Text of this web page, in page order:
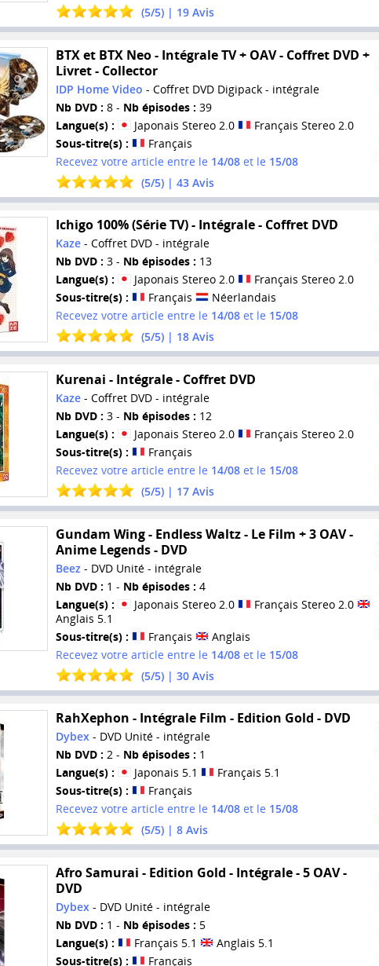
(5/5) | 19Avis
BTX et BTX Neo - Intégrale TV + OAV - Coffret DVD +
Livret - Collector
IDP Home Video - Coffret DVD Digipack - intégrale
Nb DVD : 8 - Nb épisodes : 39
Langue(s) :
Japonais Stereo 2.0
Français Stereo 2.0
Sous-titre(s) :
Français
Recevez votre article entre le 14/08et le 15/08
(5/5) | 43Avis
Ichigo 100% (Série TV) - Intégrale - Coffret DVD
Kaze- Coffret DVD - intégrale
Nb DVD : 3 - Nb épisodes : 13
Langue(s) :
Japonais Stereo 2.0
Français Stereo 2.0
Sous-titre(s) :
Français
Néerlandais
Recevez votre article entre le 14/08et le 15/08
(5/5) | 18Avis
Kurenai - Intégrale - Coffret DVD
Kaze- Coffret DVD - intégrale
Nb DVD : 3 - Nb épisodes : 12
Langue(s) :
Japonais Stereo 2.0
Français Stereo 2.0
Sous-titre(s) :
Français
Recevez votre article entre le 14/08et le 15/08
(5/5) | 17Avis
Gundam Wing - Endless Waltz - Le Film + 3 OAV -
Anime Legends - DVD
Beez - DVD Unité - intégrale
Nb DVD : 1 - Nb épisodes : 4
Langue(s) :
Japonais Stereo 2.0
Français Stereo 2.0
Anglais 5.1
Sous-titre(s) :
Français
Anglais
Recevez votre article entre le 14/08et le 15/08
(5/5) | 30Avis
RahXephon - Intégrale Film - Edition Gold - DVD
Dybex- DVD Unité - intégrale
Nb DVD : 2 - Nb épisodes : 1
Langue(s) :
Japonais 5.1
Français 5.1
Sous-titre(s) :
Français
Recevez votre article entre le 14/08et le 15/08
(5/5) | 8Avis
Afro Samurai - Edition Gold - Intégrale - 5 OAV -
DVD
Dybex- DVD Unité - intégrale
Nb DVD : 1 - Nb épisodes : 5
Langue(s) :
Français 5.1
Anglais 5.1
Sous-titre(s) :
Français